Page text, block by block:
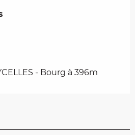
- Bourg à 396m